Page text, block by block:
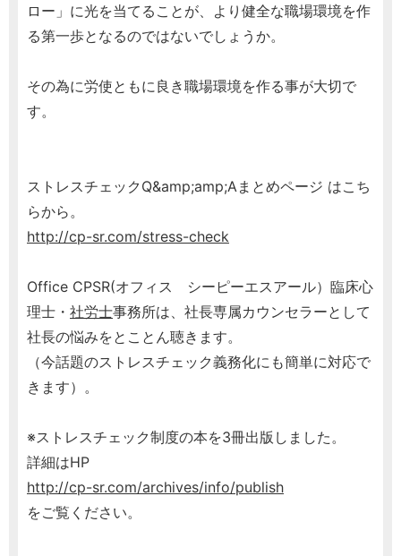
ロー」に光を当てることが、より健全な職場環境を作
る第一歩となるのではないでしょうか。
その為に労使ともに良き職場環境を作る事が大切で
す。
ストレスチェックQ&amp;amp;Aまとめページ はこち
らから。
http://cp-sr.com/stress-check
Office CPSR(オフィス シーピーエスアール）臨床心
理士・ 社労士事務所は、社長専属カウンセラーとして
社長の悩みをとことん聴きます。
（今話題のストレスチェック義務化にも簡単に対応で
きます）。
※ストレスチェック制度の本を3冊出版しました。
詳細はHP
http://cp-sr.com/archives/info/publish
をご覧ください。